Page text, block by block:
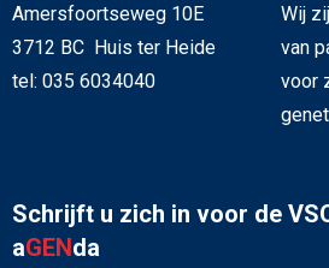
Amersfoortseweg 10E
3712 BC Huis ter Heide
tel: 035 6034040
Wij
van
voor
Schrijft u zich in voor de
aGENda